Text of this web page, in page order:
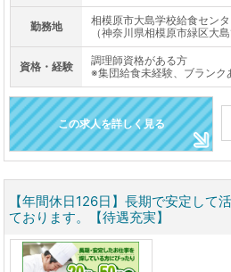
勤務地
相模原市大島学校給食セン
（神奈川県相模原市緑区大
資格・経験
調理師資格がある方
※集団給食未経験、ブランク
この求人を詳しく見る
【年間休日126日】長期で安定して
ております。【待遇充実】